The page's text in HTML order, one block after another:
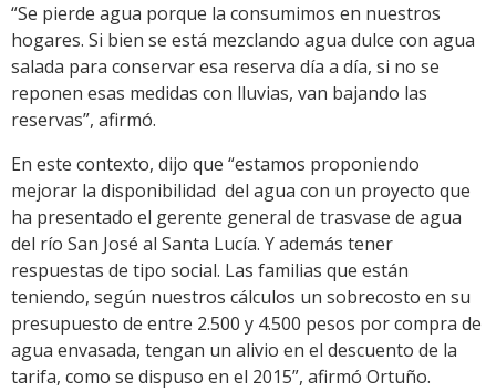
“Se pierde agua porque la consumimos en nuestros
hogares. Si bien se está mezclando agua dulce con agua
salada para conservar esa reserva día a día, si no se
reponen esas medidas con lluvias, van bajando las
reservas”, afirmó.
En este contexto, dijo que “estamos proponiendo
mejorar la disponibilidad del agua con un proyecto que
ha presentado el gerente general de trasvase de agua
del río San José al Santa Lucía. Y además tener
respuestas de tipo social. Las familias que están
teniendo, según nuestros cálculos un sobrecosto en su
presupuesto de entre 2.500 y 4.500 pesos por compra de
agua envasada, tengan un alivio en el descuento de la
tarifa, como se dispuso en el 2015”, afirmó Ortuño.